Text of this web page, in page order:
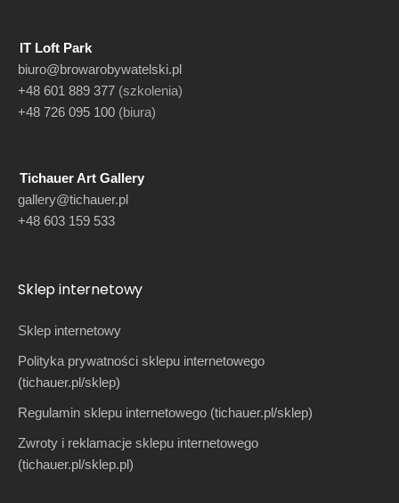
IT Loft Park
biuro@browarobywatelski.pl
+48 601 889 377 (szkolenia)
+48 726 095 100 (biura)
Tichauer Art Gallery
gallery@tichauer.pl
+48 603 159 533
Sklep internetowy
Sklep internetowy
Polityka prywatności sklepu internetowego
(tichauer.pl/sklep)
Regulamin sklepu internetowego (tichauer.pl/sklep)
Zwroty i reklamacje sklepu internetowego
(tichauer.pl/sklep.pl)